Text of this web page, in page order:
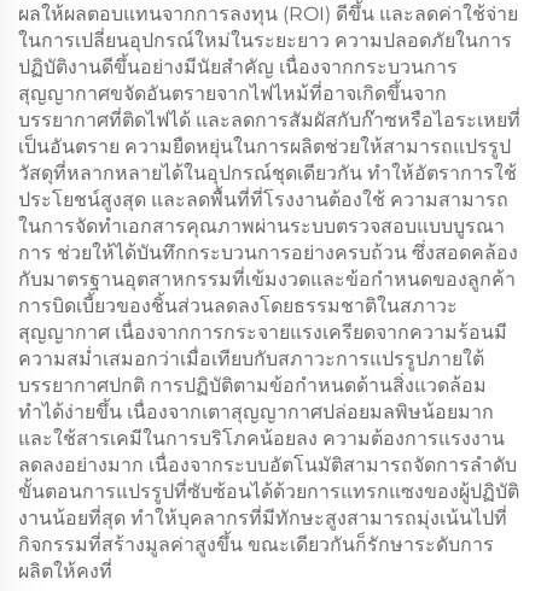
ผลให้ผลตอบแทนจากการลงทุน (ROI) ดีขึ้น และลดค่าใช้จ่าย
ในการเปลี่ยนอุปกรณ์ใหม่ในระยะยาว ความปลอดภัยในการ
ปฏิบัติงานดีขึ้นอย่างมีนัยสำคัญ เนื่องจากกระบวนการ
สุญญากาศขจัดอันตรายจากไฟไหม้ที่อาจเกิดขึ้นจาก
บรรยากาศที่ติดไฟได้ และลดการสัมผัสกับก๊าซหรือไอระเหยที่
เป็นอันตราย ความยืดหยุ่นในการผลิตช่วยให้สามารถแปรรูป
วัสดุที่หลากหลายได้ในอุปกรณ์ชุดเดียวกัน ทำให้อัตราการใช้
ประโยชน์สูงสุด และลดพื้นที่ที่โรงงานต้องใช้ ความสามารถ
ในการจัดทำเอกสารคุณภาพผ่านระบบตรวจสอบแบบบูรณา
การ ช่วยให้ได้บันทึกกระบวนการอย่างครบถ้วน ซึ่งสอดคล้อง
กับมาตรฐานอุตสาหกรรมที่เข้มงวดและข้อกำหนดของลูกค้า
การบิดเบี้ยวของชิ้นส่วนลดลงโดยธรรมชาติในสภาวะ
สุญญากาศ เนื่องจากการกระจายแรงเครียดจากความร้อนมี
ความสม่ำเสมอกว่าเมื่อเทียบกับสภาวะการแปรรูปภายใต้
บรรยากาศปกติ การปฏิบัติตามข้อกำหนดด้านสิ่งแวดล้อม
ทำได้ง่ายขึ้น เนื่องจากเตาสุญญากาศปล่อยมลพิษน้อยมาก
และใช้สารเคมีในการบริโภคน้อยลง ความต้องการแรงงาน
ลดลงอย่างมาก เนื่องจากระบบอัตโนมัติสามารถจัดการลำดับ
ขั้นตอนการแปรรูปที่ซับซ้อนได้ด้วยการแทรกแซงของผู้ปฏิบัติ
งานน้อยที่สุด ทำให้บุคลากรที่มีทักษะสูงสามารถมุ่งเน้นไปที่
กิจกรรมที่สร้างมูลค่าสูงขึ้น ขณะเดียวกันก็รักษาระดับการ
ผลิตให้คงที่